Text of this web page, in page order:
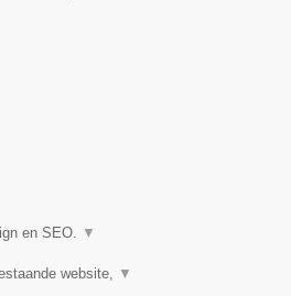
en SEO. ▼
website, ▼